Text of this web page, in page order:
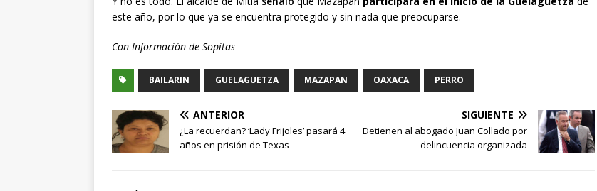
este año, por lo que ya se encuentra protegido y sin nada que preocuparse.
Con Información de Sopitas
BAILARIN GUELAGUETZA MAZAPAN OAXACA PERRO
ANTERIOR
¿La recuerdan? ‘Lady Frijoles’ pasará 4
años en prisión de Texas
SIGUIENTE
Detienen al abogado Juan Collado por
delincuencia organizada